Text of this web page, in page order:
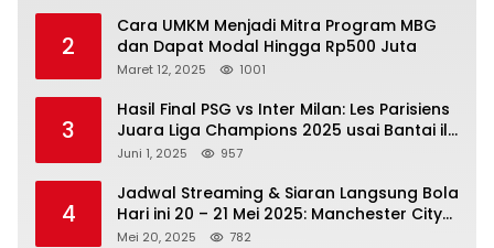
2
Cara UMKM Menjadi Mitra Program MBG
dan Dapat Modal Hingga Rp500 Juta
Maret 12, 2025 1001
3
Hasil Final PSG vs Inter Milan: Les Parisiens
Juara Liga Champions 2025 usai Bantai il
Nerazzurri
Juni 1, 2025 957
4
Jadwal Streaming & Siaran Langsung Bola
Hari ini 20 – 21 Mei 2025: Manchester City
vs Bournemouth
Mei 20, 2025 782